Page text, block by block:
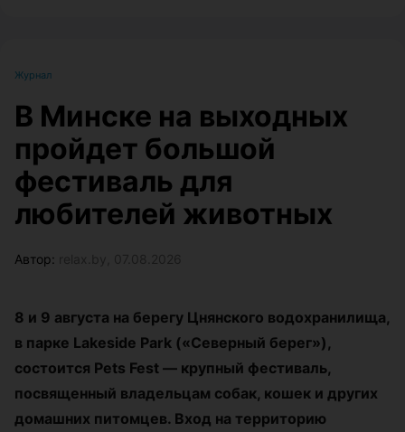
Журнал
В Минске на выходных
пройдет большой
фестиваль для
любителей животных
Автор:
8 и 9 августа на берегу Цнянского водохранилища,
в парке Lakeside Park («Северный берег»),
состоится Pets Fest — крупный фестиваль,
посвященный владельцам собак, кошек и других
домашних питомцев. Вход на территорию